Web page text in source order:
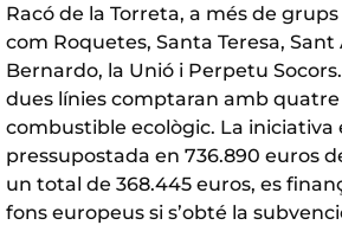
Racó de la Torreta, a més de
com Roquetes, Santa Teresa, Sant
Bernardo, la Unió i Perpetu
dues línies comptaran amb
combustible ecològic. La iniciativa
pressupostada en 736.890 euros
un total de 368.445 euros, es
fons europeus si s’obté la